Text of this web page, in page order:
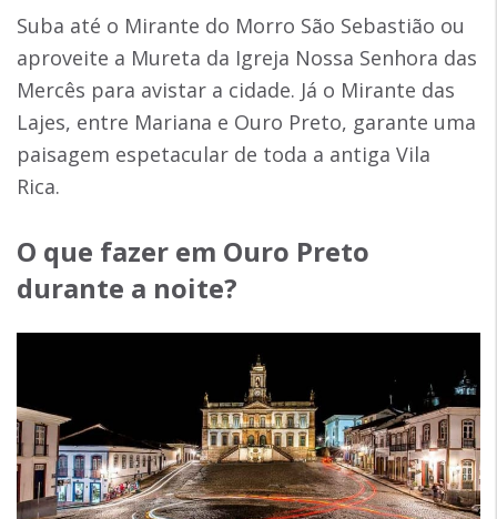
Suba até o Mirante do Morro São Sebastião ou
aproveite a Mureta da Igreja Nossa Senhora das
Mercês para avistar a cidade. Já o Mirante das
Lajes, entre Mariana e Ouro Preto, garante uma
paisagem espetacular de toda a antiga Vila
Rica.
O que fazer em Ouro Preto
durante a noite?